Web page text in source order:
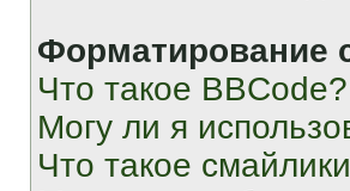
Форматирование
Что такое BBCode?
Могу ли я
Что такое